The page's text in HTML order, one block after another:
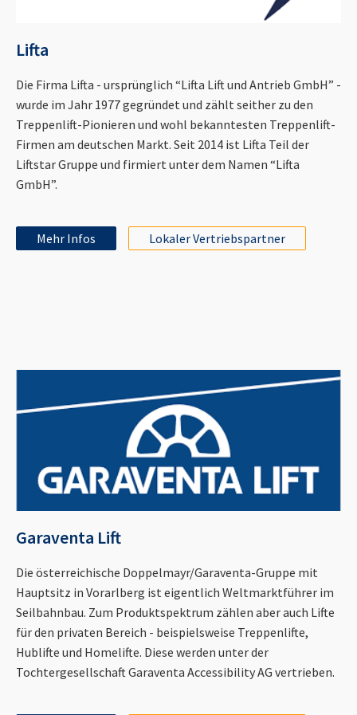
Lifta
Die Firma Lifta - ursprünglich “Lifta Lift und Antrieb GmbH” -
wurde im Jahr 1977 gegründet und zählt seither zu den
Treppenlift-Pionieren und wohl bekanntesten Treppenlift-
Firmen am deutschen Markt. Seit 2014 ist Lifta Teil der
Liftstar Gruppe und firmiert unter dem Namen “Lifta
GmbH”.
Mehr Infos Lokaler Vertriebspartner
Garaventa Lift
Die österreichische Doppelmayr/Garaventa-Gruppe mit
Hauptsitz in Vorarlberg ist eigentlich Weltmarktführer im
Seilbahnbau. Zum Produktspektrum zählen aber auch Lifte
für den privaten Bereich - beispielsweise Treppenlifte,
Hublifte und Homelifte. Diese werden unter der
Tochtergesellschaft Garaventa Accessibility AG vertrieben.